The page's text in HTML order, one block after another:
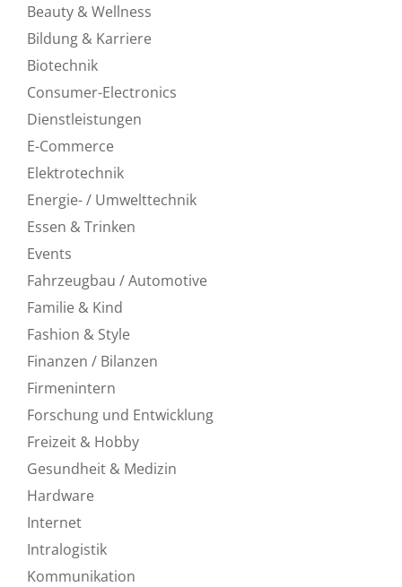
Beauty & Wellness
Bildung & Karriere
Biotechnik
Consumer-Electronics
Dienstleistungen
E-Commerce
Elektrotechnik
Energie- / Umwelttechnik
Essen & Trinken
Events
Fahrzeugbau / Automotive
Familie & Kind
Fashion & Style
Finanzen / Bilanzen
Firmenintern
Forschung und Entwicklung
Freizeit & Hobby
Gesundheit & Medizin
Hardware
Internet
Intralogistik
Kommunikation